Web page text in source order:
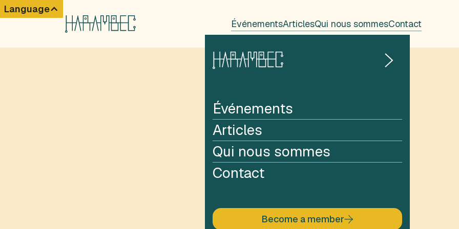
Language
ÉvénementsArticlesQui nous sommesContact
Événements
Articles
Qui nous sommes
Contact
Become a member